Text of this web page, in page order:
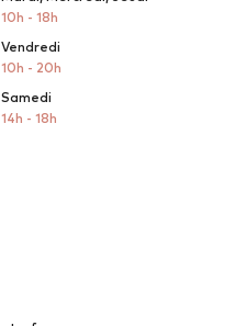
10h - 18h
Vendredi
10h - 20h
Samedi
14h - 18h